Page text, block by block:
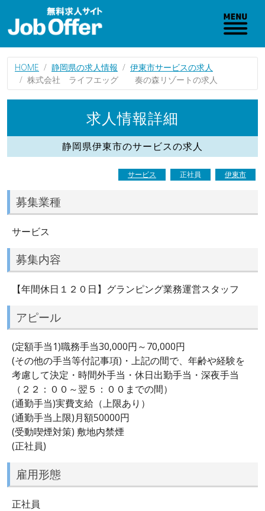
HOME 静岡県の求人情報
伊東市サービスの求人
株式会社 ライフエッグ 奏の森リゾートの求人
求人情報詳細
静岡県伊東市のサービスの求人
サービス 正社員 伊東市
募集業種
サービス
募集内容
【年間休日１２０日】グランピング業務運営スタッフ
アピール
(定額手当1)職務手当30,000円～70,000円
(その他の手当等付記事項)・上記の間で、年齢や経験を
考慮して決定・時間外手当・休日出勤手当・深夜手当
（２２：００～翌５：００までの間）
(通勤手当)実費支給（上限あり）
(通勤手当上限)月額50000円
(受動喫煙対策) 敷地内禁煙
(正社員)
雇用形態
正社員